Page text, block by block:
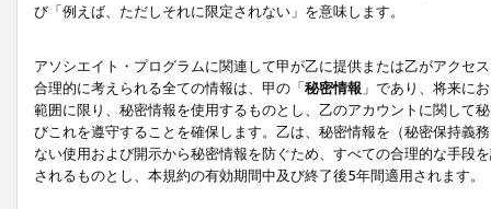
び「例えば、ただしそれに限定されない」を意味します。
アソシエイト・プログラムに関連して甲が乙に提供または乙がアクセ
合理的に考えられる全ての情報は、甲の「秘密情報 」であり、将来に
範囲に限り、秘密情報を使用するものとし、乙のアカウントに関して
びこれを遵守することを確保します。乙は、秘密情報を（秘密保持義
ない使用および開示から秘密情報を防ぐため、すべての合理的な手段
されるものとし、本規約の有効期間中及び終了後5年間適用されます。